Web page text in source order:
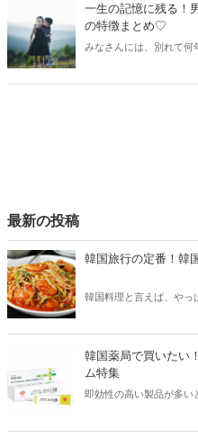
一生の記憶に残る！
の特徴まとめ♡
みなさんには、別れて何
最新の投稿
韓国旅行の定番！韓
韓国料理と言えば、やっ
方も必見です。
韓国薬局で買いたい
ム特集
即効性の高い製品が多い